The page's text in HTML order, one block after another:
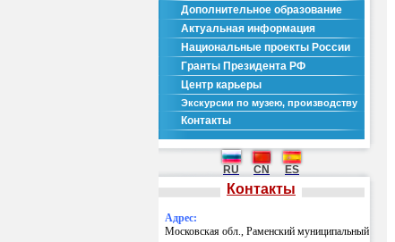
Дополнительное образование
Актуальная информация
Национальные проекты России
Гранты Президента РФ
Центр карьеры
Экскурсии по музею, производству
Контакты
RU CN ES
Контакты
Адрес:
Московская обл., Раменский муниципальный